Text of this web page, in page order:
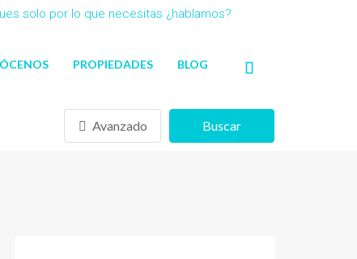
solo por lo que necesitas ¿hablamos?
PROPIEDADES BLOG
Avanzado Buscar